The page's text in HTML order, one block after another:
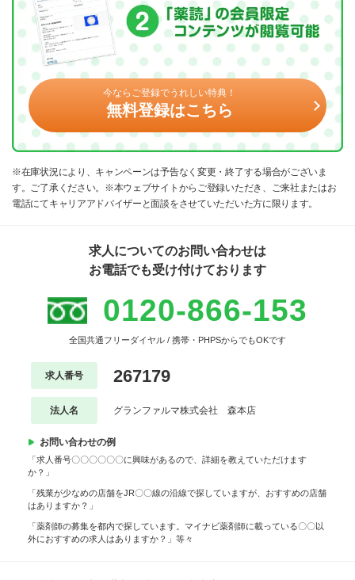
今ならご登録でうれしい特典！
無料登録はこちら
※在庫状況により、キャンペーンは予告なく変更・終了する場合がございま
す。ご了承ください。※本ウェブサイトからご登録いただき、ご来社またはお
電話にてキャリアアドバイザーと面談をさせていただいた方に限ります。
求人についてのお問い合わせは
お電話でも受け付けております
0120-866-153
全国共通フリーダイヤル / 携帯・PHPSからでもOKです
求人番号 267179
法人名 グランファルマ株式会社 森本店
お問い合わせの例
「求人番号〇〇〇〇〇〇に興味があるので、詳細を教えていただけます
か？」
「残業が少なめの店舗をJR〇〇線の沿線で探していますが、おすすめの店舗
はありますか？」
「薬剤師の募集を都内で探しています。マイナビ薬剤師に載っている〇〇以
外におすすめの求人はありますか？」等々